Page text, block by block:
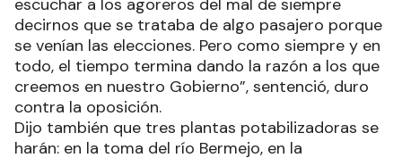
escuchar a los agoreros del mal de siempre
decirnos que se trataba de algo pasajero porque
se venían las elecciones. Pero como siempre y en
todo, el tiempo termina dando la razón a los que
creemos en nuestro Gobierno”, sentenció, duro
contra la oposición.
Dijo también que tres plantas potabilizadoras se
harán: en la toma del río Bermejo, en la